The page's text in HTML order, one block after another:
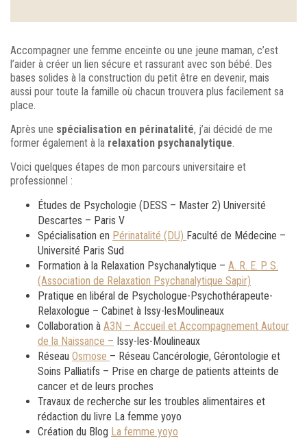
Accompagner une femme enceinte ou une jeune maman, c’est
l’aider à créer un lien sécure et rassurant avec son bébé. Des
bases solides à la construction du petit être en devenir, mais
aussi pour toute la famille où chacun trouvera plus facilement sa
place.
Après une spécialisation en périnatalité, j’ai décidé de me
former également à la relaxation psychanalytique.
Voici quelques étapes de mon parcours universitaire et
professionnel :
Études de Psychologie (DESS – Master 2) Université
Descartes – Paris V
Spécialisation en Périnatalité (DU) Faculté de Médecine –
Université Paris Sud
Formation à la Relaxation Psychanalytique – A. R. E. P. S.
(Association de Relaxation Psychanalytique Sapir)
Pratique en libéral de Psychologue-Psychothérapeute-
Relaxologue – Cabinet à Issy-lesMoulineaux
Collaboration à A3N – Accueil et Accompagnement Autour
de la Naissance – Issy-les-Moulineaux
Réseau Osmose – Réseau Cancérologie, Gérontologie et
Soins Palliatifs – Prise en charge de patients atteints de
cancer et de leurs proches
Travaux de recherche sur les troubles alimentaires et
rédaction du livre La femme yoyo
Création du Blog La femme yoyo